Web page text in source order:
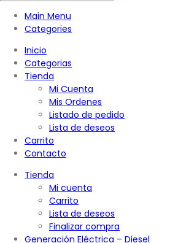
Main Menu
Categories
Inicio
Categorias
Tienda
Mi Cuenta
Mis Ordenes
Listado de pedido
Lista de deseos
Carrito
Contacto
Tienda
Mi cuenta
Carrito
Lista de deseos
Finalizar compra
Generación Eléctrica – Diesel